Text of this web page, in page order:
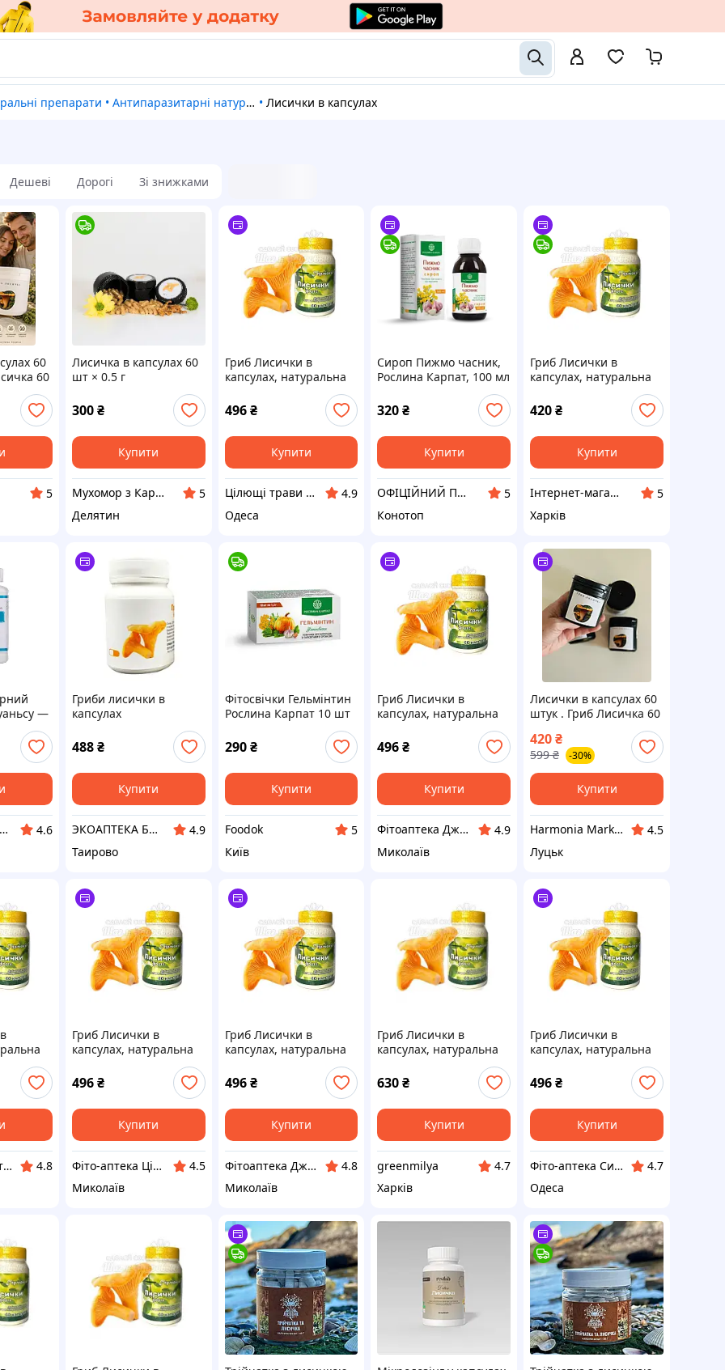
препарати • Антипаразитарні натуральні препарати • Лисички в капсулах
Дешеві Дорогі Зі знижками
60
60
5
Лисичка в капсулах 60
шт × 0.5 г
300₴
Купити
Мухомор з Карпат
5
Делятин
Гриб Лисички в
капсулах, натуральна
антипаразитарка, 60
капсул
496 ₴
Купити
Цілющі трави - товари для здоров'я та краси
4.9
Одеса
Сироп Пижмо часник,
Рослина Карпат, 100 мл
320₴
Купити
ОФІЦІЙНИЙ ПАРТНЕР "РОСЛИНА КАРПАТ"
5
Конотоп
Гриб Лисички в
капсулах, натуральна
антипаразитарка, 60
капсул
420₴
Купити
Інтернет-магазин "Крок до Здоров'я"
5
Харків
—
Здоров'я та довголіття в наших руках !
4.6
Гриби лисички в
капсулах
488₴
Купити
ЭКОАПТЕКА БИОФАРМАЦИЯ
4.9
Таирово
Фітосвічки Гельмінтин
Рослина Карпат 10 шт
290 ₴
Купити
Foodok
5
Київ
Гриб Лисички в
капсулах, натуральна
антипаразитарка, 60
капсул
496₴
Купити
Фітоаптека Джерело здоров'я
4.9
Миколаїв
Лисички в капсулах 60
штук . Гриб Лисичка 60
антипаразитарні
420₴
599 ₴ -30%
Купити
Harmonia Market
4.5
Луцьк
60
Shine-Trade інтернет-магазин
4.8
Гриб Лисички в
капсулах, натуральна
антипаразитарка, 60
капсул
496₴
Купити
Фіто-аптека Цілюще джерело
4.5
Миколаїв
Гриб Лисички в
капсулах, натуральна
антипаразитарка, 60
капсул
496 ₴
Купити
Фітоаптека Джерело здоров'я
4.8
Миколаїв
Гриб Лисички в
капсулах, натуральна
антипаразитарка, 60
капсул
630₴
Купити
greenmilya
4.7
Харків
Гриб Лисички в
капсулах, натуральна
антипаразитарка, 60
капсул
496₴
Купити
Фіто-аптека Сила рослин
4.7
Одеса